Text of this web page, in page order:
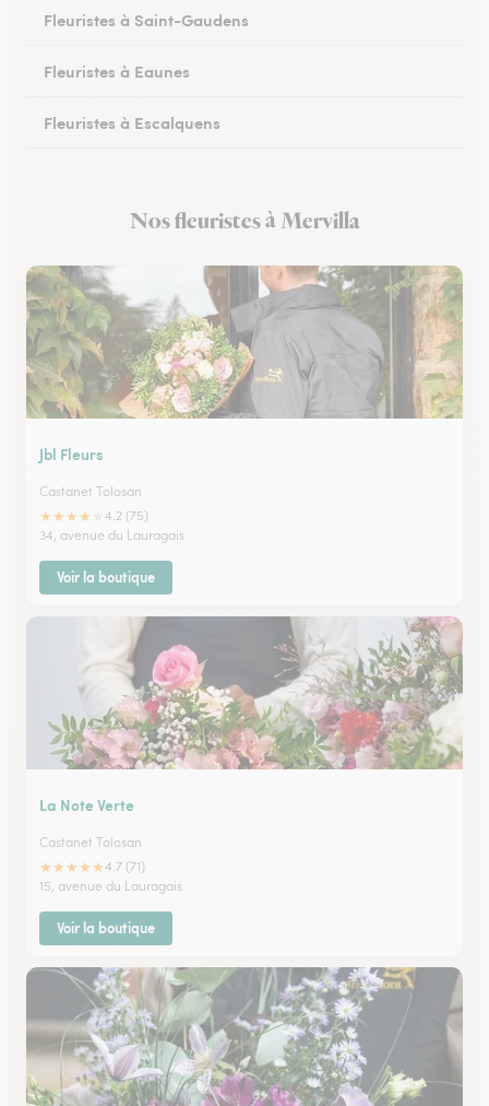
Fleuristes à Saint-Gaudens
Fleuristes à Eaunes
Fleuristes à Escalquens
Fleuristes à ColomiersNos fleuristes à Mervilla
Jbl Fleurs
Castanet Tolosan
★★★★
4.2 (75)
34, avenue du Lauragais
Voir la boutique
La Note Verte
Castanet Tolosan
★★★★★4.7 (71)
15, avenue du Lauragais
Voir la boutique